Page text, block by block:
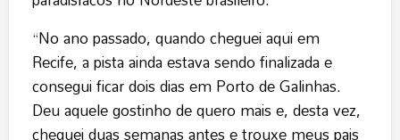
“No ano passado, quando cheguei aqui em
Recife, a pista ainda estava sendo finalizada e
consegui ficar dois dias em Porto de Galinhas.
Deu aquele gostinho de quero mais e, desta vez,